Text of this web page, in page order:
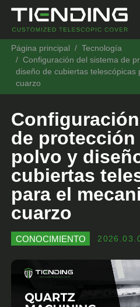
Página principal
Tecnología
Configuración del sistema de
diseño de cubiertas telescópicas
cuarzo
de protección
polvo y
cubiertas
para el
cuarzo
CONOCIMIENTO